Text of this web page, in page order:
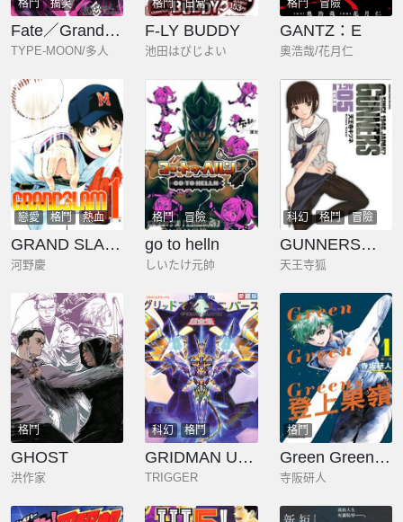
格鬥 搞笑
Fate／Grand Order 漫畫選集 PLUS! SP 對決篇！
TYPE-MOON/多人
格鬥 日常
F-LY BUDDY
池田はぴじよい
格鬥 冒險
GANTZ：E
奧浩哉/花月仁
戀愛 格鬥 熱血
GRAND SLAM滿貫全壘打
河野慶
格鬥 冒險
go to helln
しいたけ元帥
科幻 格鬥 冒險
GUNNERS槍械異戰
天王寺狐
格鬥
GHOST
洪作家
科幻 格鬥
GRIDMAN UNIVERSE 超全集
TRIGGER
格鬥
Green Green Greens 登上果嶺
寺阪研人